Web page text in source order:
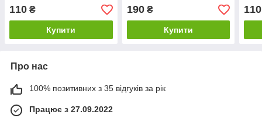
110 ₴
Купити
190₴
Купити
110
Про нас
100% позитивних з 35 відгуків за рік
Працює з 27.09.2022